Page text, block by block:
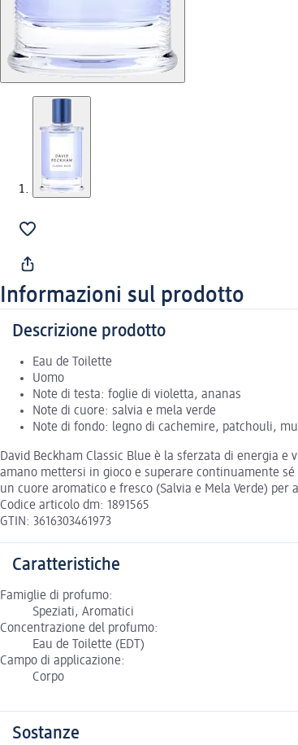
Informazioni sul prodotto
Descrizione prodotto
Eau de Toilette
Uomo
Note di testa: foglie di violetta, ananas
Note di cuore: salvia e mela verde
Note di fondo: legno di cachemire, patchouli,
David Beckham Classic Blue è la sferzata di energia
amano mettersi in gioco e superare continuamente
un cuore aromatico e fresco (Salvia e Mela Verde)
Codice articolo dm: 1891565
GTIN: 3616303461973
Caratteristiche
Famiglie di profumo:
Speziati, Aromatici
Concentrazione del profumo:
Eau de Toilette (EDT)
Campo di applicazione:
Corpo
Sostanze